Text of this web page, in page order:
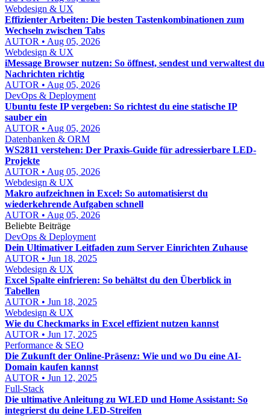
Webdesign & UX
Effizienter Arbeiten: Die besten Tastenkombinationen zum
Wechseln zwischen Tabs
AUTOR • Aug 05, 2026
Webdesign & UX
iMessage Browser nutzen: So öffnest, sendest und verwaltest du
Nachrichten richtig
AUTOR • Aug 05, 2026
DevOps & Deployment
Ubuntu feste IP vergeben: So richtest du eine statische IP
sauber ein
AUTOR • Aug 05, 2026
Datenbanken & ORM
WS2811 verstehen: Der Praxis-Guide für adressierbare LED-
Projekte
AUTOR • Aug 05, 2026
Webdesign & UX
Makro aufzeichnen in Excel: So automatisierst du
wiederkehrende Aufgaben schnell
AUTOR • Aug 05, 2026
Beliebte Beiträge
DevOps & Deployment
Dein Ultimativer Leitfaden zum Server Einrichten Zuhause
AUTOR • Jun 18, 2025
Webdesign & UX
Excel Spalte einfrieren: So behältst du den Überblick in
Tabellen
AUTOR • Jun 18, 2025
Webdesign & UX
Wie du Checkmarks in Excel effizient nutzen kannst
AUTOR • Jun 17, 2025
Performance & SEO
Die Zukunft der Online-Präsenz: Wie und wo Du eine AI-
Domain kaufen kannst
AUTOR • Jun 12, 2025
Full-Stack
Die ultimative Anleitung zu WLED und Home Assistant: So
integrierst du deine LED-Streifen